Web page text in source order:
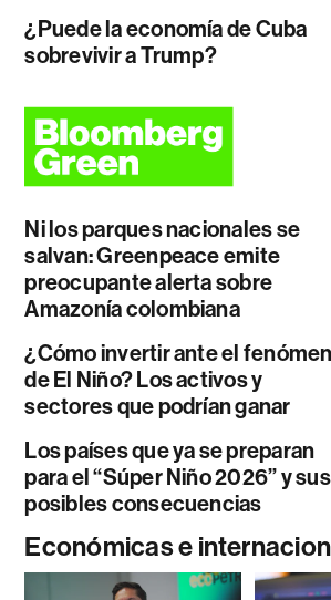
¿Puede la economía de Cuba
sobrevivir a Trump?
Ni los parques nacionales se
salvan: Greenpeace emite
preocupante alerta sobre
Amazonía colombiana
¿Cómo invertir ante el
de El Niño? Los activos y
sectores que podrían ganar
Los países que ya se preparan
para el “Súper Niño 2026” y sus
posibles consecuencias
Económicas e